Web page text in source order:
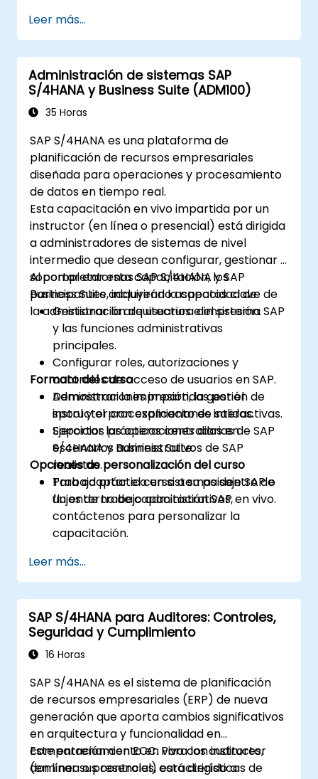
Business Suite hacia SAP S/4 Hana.
Entender cómo se implementa la
seguridad en SAP S/4 Hana.
Mejorar la movilidad de las aplicaciones
SAP utilizando SAP Fiori.
Probar, depurar y desplegar SAP S/4
Explorar cómo SAP S/4 puede integrarse
con SAP S/4 Cloud para ofrecer una
solución empresarial integral.
Leer más...
Administración de sistemas SAP
S/4HANA y Business Suite (ADM100)
35 Horas
SAP S/4HANA es una plataforma de
planificación de recursos empresariales
diseñada para operaciones y procesamiento
de datos en tiempo real.
Esta capacitación en vivo impartida por un
instructor (en línea o presencial) está dirigida
a administradores de sistemas de nivel
intermedio que desean configurar, gestionar y
soportar entornos SAP S/4HANA y SAP
Business Suite, incluyendo aspectos clave de
la administración de usuarios e impresión.
Al completar esta capacitación, los
participantes adquirirán la capacidad de:
Gestionar la arquitectura del sistema SAP
y las funciones administrativas
principales.
Configurar roles, autorizaciones y
controles de acceso de usuarios en SAP.
Administrar la impresión, la gestión de
spool y el procesamiento de salidas.
Soportar las operaciones diarias de SAP
S/4HANA y Business Suite.
Formato del curso
Demostraciones impartidas por el
instructor con explicaciones interactivas.
Ejercicios prácticos centrados en
escenarios administrativos de SAP
realistas.
Trabajo práctico en sistemas dentro de
un entorno de capacitación SAP en vivo.
Opciones de personalización del curso
Para adaptar el curso a su paisaje SAP o
flujos de trabajo administrativos,
contáctenos para personalizar la
capacitación.
Leer más...
SAP S/4HANA para Auditores: Controles,
Seguridad y Cumplimiento
16 Horas
SAP S/4HANA es el sistema de planificación
de recursos empresariales (ERP) de nueva
generación que aporta cambios significativos
en arquitectura y funcionalidad en
comparación con ECC. Para los auditores,
dominar sus controles, características de
Este entrenamiento en vivo con instructor
(en línea o presencial) está dirigido a